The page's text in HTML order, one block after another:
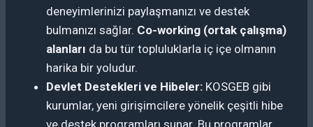
deneyimlerinizi paylaşmanızı ve destek
bulmanızı sağlar. Co-working (ortak çalışma)
alanları da bu tür topluluklarla iç içe olmanın
harika bir yoludur.
Devlet Destekleri ve Hibeler: KOSGEB gibi
kurumlar, yeni girişimcilere yönelik çeşitli hibe
ve destek programları sunar. Bu programlar,